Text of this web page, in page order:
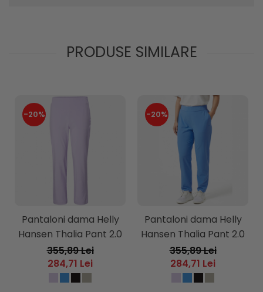
PRODUSE SIMILARE
-20%
Pantaloni dama Helly
Hansen Thalia Pant 2.0
355,89 Lei
284,71 Lei
-20%
Pantaloni dama Helly
Hansen Thalia Pant 2.0
355,89 Lei
284,71 Lei